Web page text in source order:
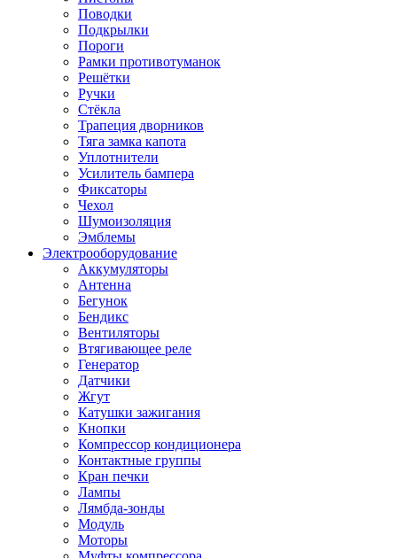
Поводки
Подкрылки
Пороги
Рамки противотуманок
Решётки
Ручки
Стёкла
Трапеция дворников
Тяга замка капота
Уплотнители
Усилитель бампера
Фиксаторы
Чехол
Шумоизоляция
Эмблемы
Электрооборудование
Аккумуляторы
Антенна
Бегунок
Бендикс
Вентиляторы
Втягивающее реле
Генератор
Датчики
Жгут
Катушки зажигания
Кнопки
Компрессор кондиционера
Контактные группы
Кран печки
Лампы
Лямбда-зонды
Модуль
Моторы